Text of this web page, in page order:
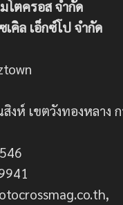
โตครอส จำกัด
คิล เอ็กซ์โป จำกัด
งห์ เขตวังทองหลาง